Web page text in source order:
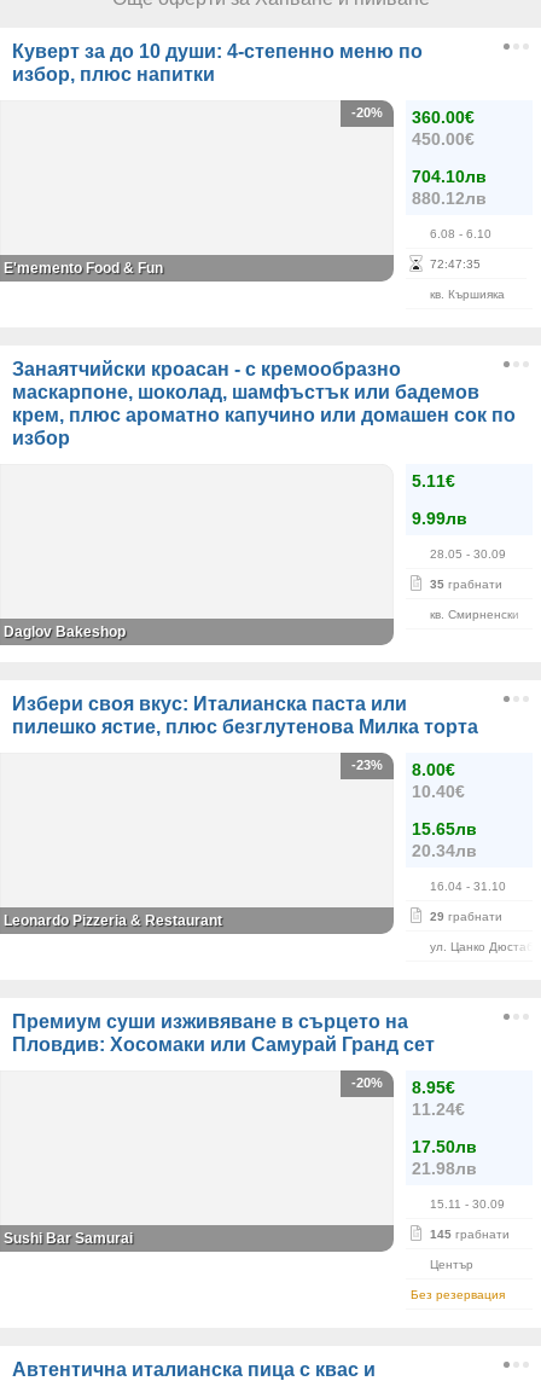
Куверт за до 10 души: 4-степенно меню по
избор, плюс напитки
360.00€
450.00€
704.10лв
880.12лв
6.08 - 6.10
72:47:34
кв. Кършияка
-20%
E'memento Food & Fun
Занаятчийски кроасан - с кремообразно
маскарпоне, шоколад, шамфъстък или бадемов
крем, плюс ароматно капучино или домашен сок по
избор
5.11€
9.99лв
28.05 - 30.09
35 грабнати
кв. Смирненски
Daglov Bakeshop
Избери своя вкус: Италианска паста или
пилешко ястие, плюс безглутенова Милка торта
8.00€
10.40€
15.65лв
20.34лв
16.04 - 31.10
29 грабнати
ул. Цанко
-23%
Leonardo Pizzeria & Restaurant
Премиум суши изживяване в сърцето на
Пловдив: Хосомаки или Самурай Гранд сет
8.95€
11.24€
17.50лв
21.98лв
15.11 - 30.09
145 грабнати
Център
Без резервация
-20%
Sushi Bar Samurai
Автентична италианска пица с квас и